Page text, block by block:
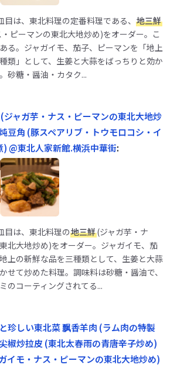
目は、東北料理の定番料理である、 地三鮮
ピーマンの東北大地炒め)をオーダー。こ
る。ジャガイモ、茄子、ピーマンを「地上
類」として、生姜と大蒜をばっちりと効か
砂糖・醤油・カタク...
ジャガ芋・ナス・ピーマンの東北大地炒
豆角 (豚スペアリブ・トウモロコシ・イ
) @東北人家新館.横浜中華街:
目は、東北料理の地三鮮(ジャガ芋・ナ
北大地炒め)をオーダー。ジャガイモ、茄
上の新鮮な品を三種類として、生姜と大蒜
せて炒めた料理。調味料は砂糖・醤油で、
のコーティングされてる...
珍しい東北菜 飘香羊肉 (ラム肉の特製
椒炒拉皮 (東北太春雨の青唐辛子炒め)
イモ・ナス・ピーマンの東北大地炒め)